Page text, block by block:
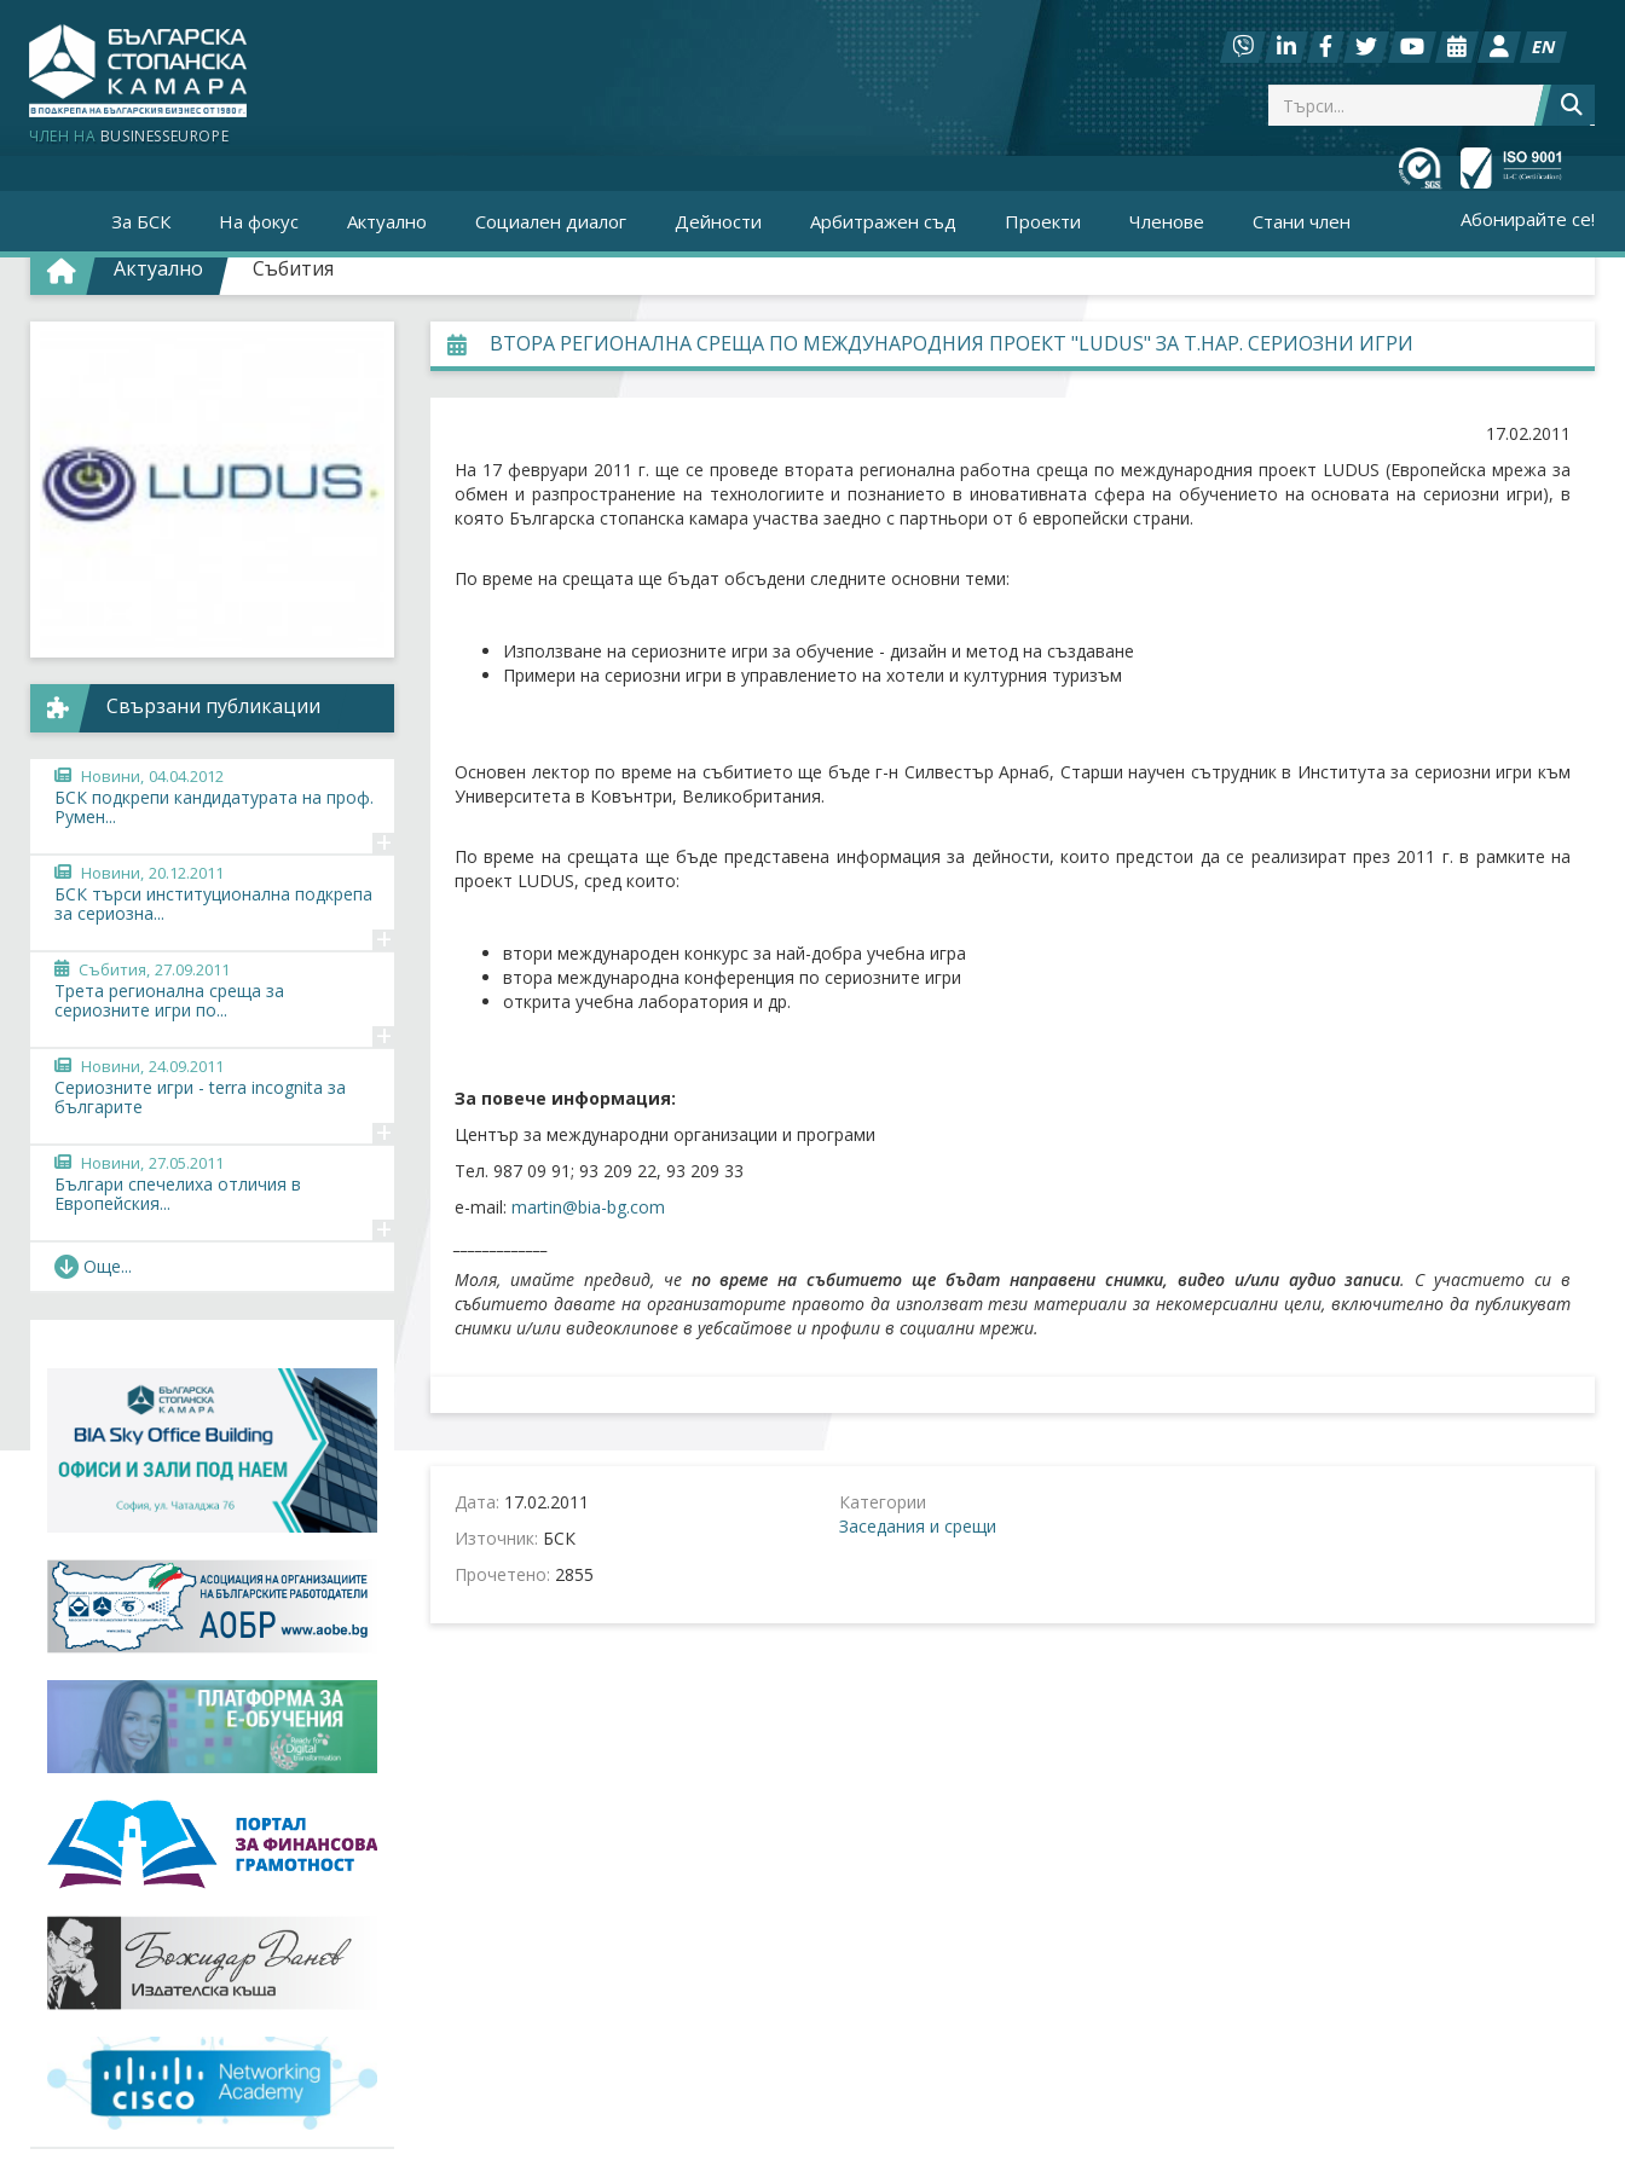
ЧЛЕН НА BUSINESSEUROPE
EN
За БСК На фокус Актуално Социален диалог Дейности Арбитражен съд Проекти Членове Стани член Абонирайте се!
Актуално Събития
ВТОРА РЕГИОНАЛНА СРЕЩА ПО МЕЖДУНАРОДНИЯ ПРОЕКТ "LUDUS" ЗА Т.НАР. СЕРИОЗНИ ИГРИ
17.02.2011
На 17 февруари 2011 г. ще се проведе втората регионална работна среща по международния проект LUDUS (Европейска мрежа за
обмен и разпространение на технологиите и познанието в иновативната сфера на обучението на основата на сериозни игри), в
която Българска стопанска камара участва заедно с партньори от 6 европейски страни.
По време на срещата ще бъдат обсъдени следните основни теми:
Използване на сериозните игри за обучение - дизайн и метод на създаване
Примери на сериозни игри в управлението на хотели и културния туризъм
Основен лектор по време на събитието ще бъде г-н Силвестър Арнаб, Старши научен сътрудник в Института за сериозни игри към
Университета в Ковънтри, Великобритания.
По време на срещата ще бъде представена информация за дейности, които предстои да се реализират през 2011 г. в рамките на
проект LUDUS, сред които:
втори международен конкурс за най-добра учебна игра
втора международна конференция по сериозните игри
открита учебна лаборатория и др.
За повече информация:
Център за международни организации и програми
Тел. 987 09 91; 93 209 22, 93 209 33
e-mail: martin@bia-bg.com
Моля, имайте предвид, че по време на събитието ще бъдат направени снимки, видео и/или аудио записи. С участието си в
събитието давате на организаторите правото да използват тези материали за некомерсиални цели, включително да публикуват
снимки и/или видеоклипове в уебсайтове и профили в социални мрежи.
Дата: 17.02.2011
Източник: БСК
Прочетено: 2855
Категории
Заседания и срещи
Свързани публикации
Новини, 04.04.2012
БСК подкрепи кандидатурата на проф.
Румен...
+
Новини, 20.12.2011
БСК търси институционална подкрепа
за сериозна...
+
Събития, 27.09.2011
Трета регионална среща за
сериозните игри по...
+
Новини, 24.09.2011
Сериозните игри - terra incognita за
българите
+
Новини, 27.05.2011
Българи спечелиха отличия в
Европейския...
+
Събития,
2-ри европейски конкурс за най-добра
+
Втора регионална среща по
международния проект...
+
Новини,
На 2-та работна среща по проект
+
Втора регионална среща по
международния проект...
Новини,
проект за...
Новини, 14.07.2010
Успешно българско участие на първия
Събития, 07.07.2010
Първа европейска конференция в
рамките на...
Събития, 18.06.2010
Първи европейски конкурс за най-
добра сериозна...
Събития, 11.06.2010
Информационен ден по сериозните
игри и проекта...
+
Фотогалерия, 18.02.2010
Още...